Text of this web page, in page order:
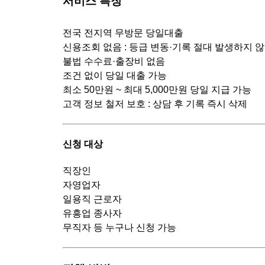
전국 전지역 무방문 당일대출
신용조회 없음 : 등급 변동·기록 절대 발생하지
불법 수수료·출장비 없음
조건 없이 당일 대출 가능
최소 50만원 ~ 최대 5,000만원 당일 지급 가능
고객 정보 철저 보호 : 상담 후 기록 즉시 삭제
신청 대상
직장인
자영업자
일용직 근로자
유흥업 종사자
무직자 등 누구나 신청 가능